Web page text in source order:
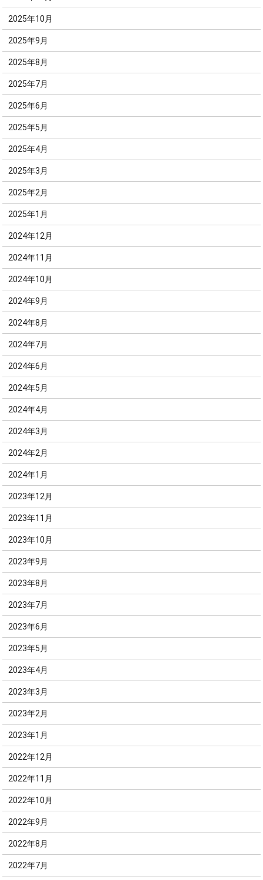
2025年10月
2025年9月
2025年8月
2025年7月
2025年6月
2025年5月
2025年4月
2025年3月
2025年2月
2025年1月
2024年12月
2024年11月
2024年10月
2024年9月
2024年8月
2024年7月
2024年6月
2024年5月
2024年4月
2024年3月
2024年2月
2024年1月
2023年12月
2023年11月
2023年10月
2023年9月
2023年8月
2023年7月
2023年6月
2023年5月
2023年4月
2023年3月
2023年2月
2023年1月
2022年12月
2022年11月
2022年10月
2022年9月
2022年8月
2022年7月